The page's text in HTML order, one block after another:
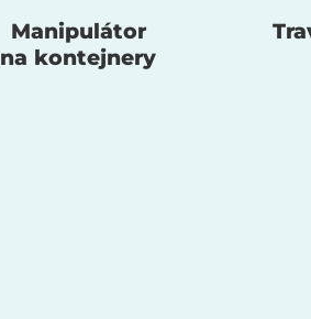
Manipulátor
na kontejnery